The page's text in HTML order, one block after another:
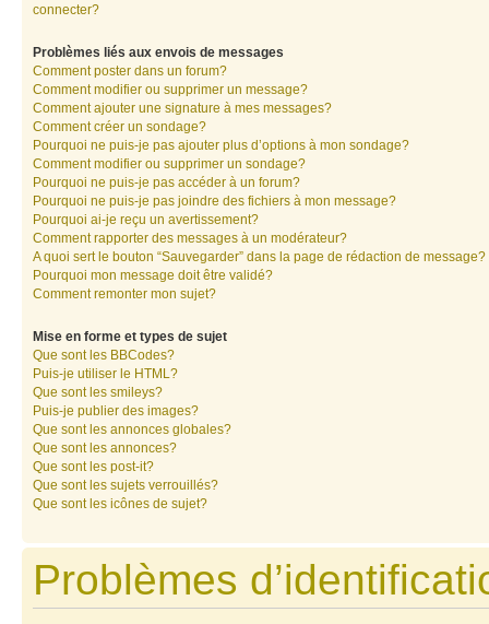
connecter?
Problèmes liés aux envois de messages
Comment poster dans un forum?
Comment modifier ou supprimer un message?
Comment ajouter une signature à mes messages?
Comment créer un sondage?
Pourquoi ne puis-je pas ajouter plus d’options à mon sondage?
Comment modifier ou supprimer un sondage?
Pourquoi ne puis-je pas accéder à un forum?
Pourquoi ne puis-je pas joindre des fichiers à mon message?
Pourquoi ai-je reçu un avertissement?
Comment rapporter des messages à un modérateur?
A quoi sert le bouton “Sauvegarder” dans la page de rédaction de message?
Pourquoi mon message doit être validé?
Comment remonter mon sujet?
Mise en forme et types de sujet
Que sont les BBCodes?
Puis-je utiliser le HTML?
Que sont les smileys?
Puis-je publier des images?
Que sont les annonces globales?
Que sont les annonces?
Que sont les post-it?
Que sont les sujets verrouillés?
Que sont les icônes de sujet?
Problèmes